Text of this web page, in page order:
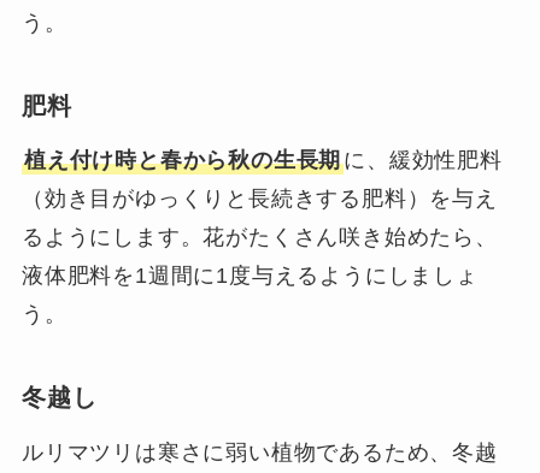
う。
肥料
植え付け時と春から秋の生長期に、緩効性肥料
（効き目がゆっくりと長続きする肥料）を与え
るようにします。花がたくさん咲き始めたら、
液体肥料を1週間に1度与えるようにしましょ
う。
冬越し
ルリマツリは寒さに弱い植物であるため、冬越